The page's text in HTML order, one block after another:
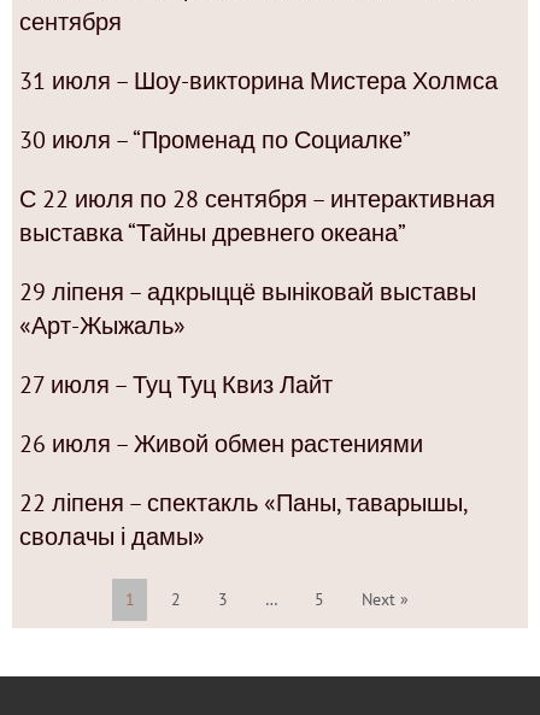
сентября
31 июля – Шоу-викторина Мистера Холмса
30 июля – “Променад по Социалке”
С 22 июля по 28 сентября – интерактивная
выставка “Тайны древнего океана”
29 ліпеня – адкрыццё выніковай выставы
«Арт-Жыжаль»
27 июля – Туц Туц Квиз Лайт
26 июля – Живой обмен растениями
22 ліпеня – спектакль «Паны, таварышы,
сволачы і дамы»
1 2 3 … 5 Next »